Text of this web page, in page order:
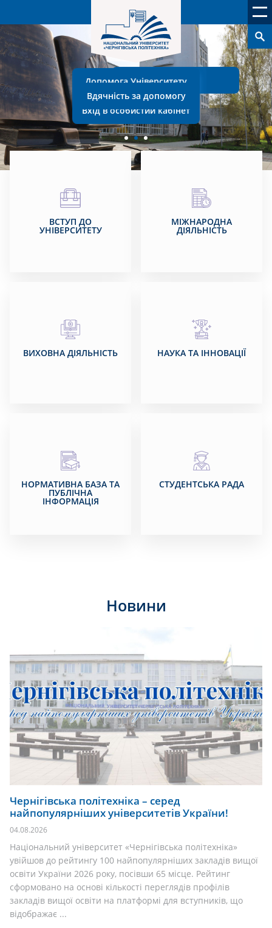
Вхід в особистий кабінет
StudHelp
Допомога Університету
Вдячність за допомогу
ВСТУП ДО
УНІВЕРСИТЕТУ
МІЖНАРОДНА
ДІЯЛЬНІСТЬ
ВИХОВНА ДІЯЛЬНІСТЬ НАУКА ТА ІННОВАЦІЇ
НОРМАТИВНА БАЗА ТА
ПУБЛІЧНА
ІНФОРМАЦІЯ
СТУДЕНТСЬКА РАДА
Новини
Чернігівська політехніка – серед
найпопулярніших університетів України!
04.08.2026
Національний університет «Чернігівська політехніка»
увійшов до рейтингу 100 найпопулярніших закладів вищої
освіти України 2026 року, посівши 65 місце. Рейтинг
сформовано на основі кількості переглядів профілів
закладів вищої освіти на платформі для вступників, що
відображає ...